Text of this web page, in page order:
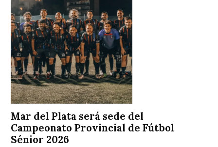
Mar del Plata será sede del
Campeonato Provincial de Fútbol
Sénior 2026